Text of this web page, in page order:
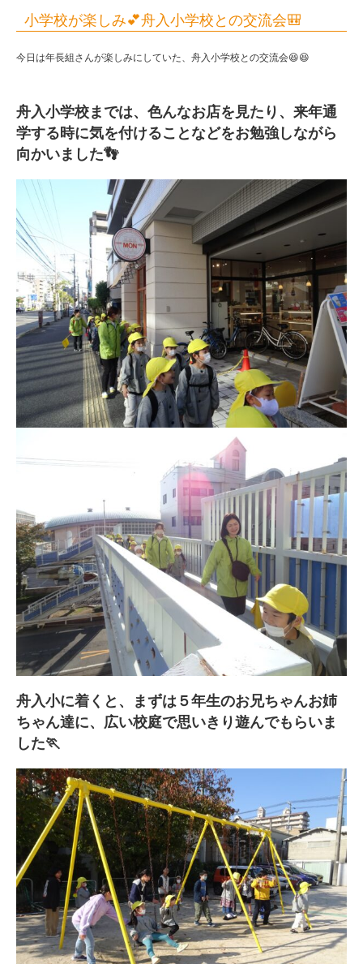
|
報
恩
保
育
園
小学校が楽しみ💕舟入小学校との交流会🎒
今日は年長組さんが楽しみにしていた、舟入小学校との交流会😆😆
舟入小学校までは、色んなお店を見たり、来年通
学する時に気を付けることなどをお勉強しながら
向かいました👣
舟入小に着くと、まずは５年生のお兄ちゃんお姉
ちゃん達に、広い校庭で思いきり遊んでもらいま
した🏃